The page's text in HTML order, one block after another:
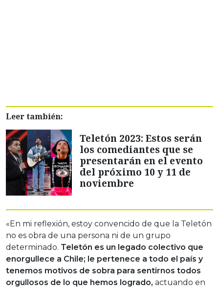
Leer también:
Teletón 2023: Estos serán
los comediantes que se
presentarán en el evento
del próximo 10 y 11 de
noviembre
«En mi reflexión, estoy convencido de que la Teletón
no es obra de una persona ni de un grupo
determinado. Teletón es un legado colectivo que
enorgullece a Chile; le pertenece a todo el país y
tenemos motivos de sobra para sentirnos todos
orgullosos de lo que hemos logrado, actuando en